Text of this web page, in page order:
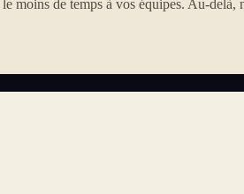
moins de temps à vos équipes. Au-delà,